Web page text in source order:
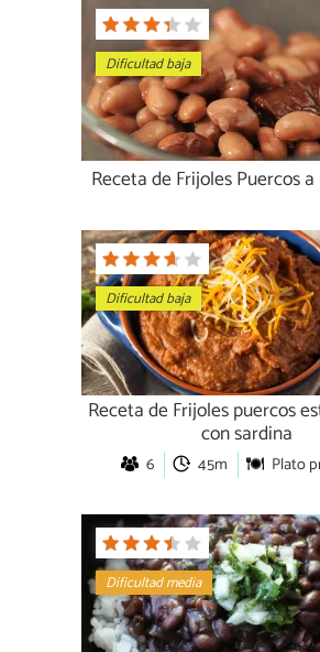
Dificultad baja
Receta de Frijoles Puercos
Dificultad baja
Receta de Frijoles puercos
con sardina
6 45m Plato
Dificultad media